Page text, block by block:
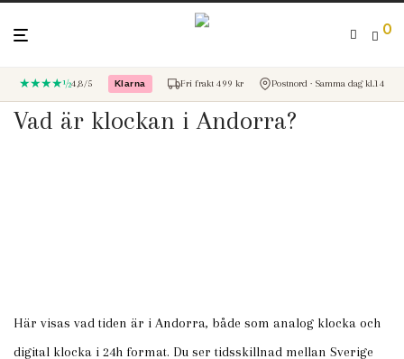
0
★★★★½4,8/5 Klarna
– betala med KlarnaFri frakt 499 kr Postnord · Samma dag kl.14
Vad är klockan i Andorra?
Här visas vad tiden är i Andorra, både som analog klocka och
digital klocka i 24h format. Du ser tidsskillnad mellan Sverige